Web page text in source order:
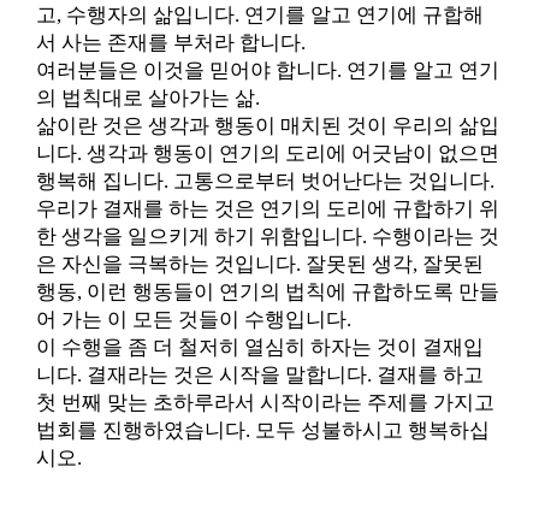
고, 수행자의 삶입니다. 연기를 알고 연기에 규합해
서 사는 존재를 부처라 합니다.
여러분들은 이것을 믿어야 합니다. 연기를 알고 연기
의 법칙대로 살아가는 삶.
삶이란 것은 생각과 행동이 매치된 것이 우리의 삶입
니다. 생각과 행동이 연기의 도리에 어긋남이 없으면
행복해 집니다. 고통으로부터 벗어난다는 것입니다.
우리가 결재를 하는 것은 연기의 도리에 규합하기 위
한 생각을 일으키게 하기 위함입니다. 수행이라는 것
은 자신을 극복하는 것입니다. 잘못된 생각, 잘못된
행동, 이런 행동들이 연기의 법칙에 규합하도록 만들
어 가는 이 모든 것들이 수행입니다.
이 수행을 좀 더 철저히 열심히 하자는 것이 결재입
니다. 결재라는 것은 시작을 말합니다. 결재를 하고
첫 번째 맞는 초하루라서 시작이라는 주제를 가지고
법회를 진행하였습니다. 모두 성불하시고 행복하십
시오.